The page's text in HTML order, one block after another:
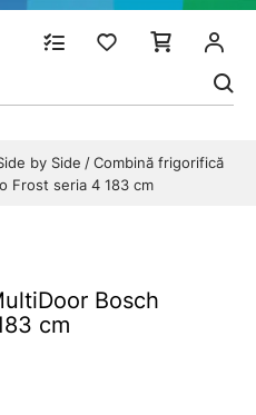
by Side
Combină frigorifică
Frost seria 4 183 cm
Bosch
cm